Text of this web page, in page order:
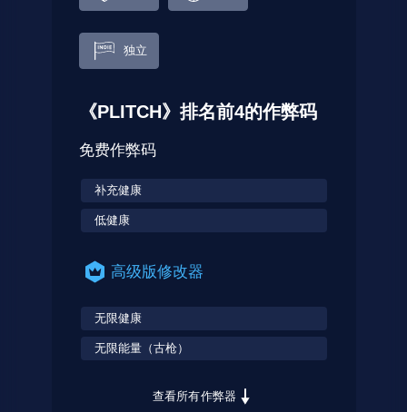
独立
《PLITCH》排名前4的作弊码
免费作弊码
补充健康
低健康
高级版修改器
无限健康
无限能量（古枪）
查看所有作弊器